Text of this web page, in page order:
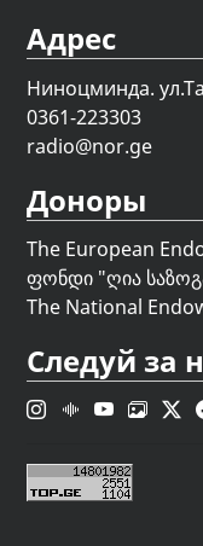
Адрес
Ниноцминда.
0361-223303
radio@nor.ge
Доноры
The European
ფონდი "ღია
The National
Следуй за